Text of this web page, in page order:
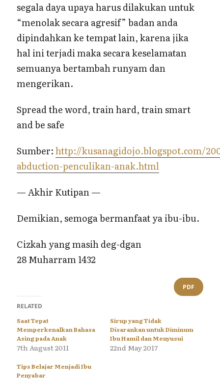
segala daya upaya harus dilakukan untuk
“menolak secara agresif” badan anda
dipindahkan ke tempat lain, karena jika
hal ini terjadi maka secara keselamatan
semuanya bertambah runyam dan
mengerikan.
Spread the word, train hard, train smart
and be safe
Sumber:http://kusanagidojo.blogspot.com/
abduction-penculikan-anak.html
— Akhir Kutipan —
Demikian, semoga bermanfaat ya ibu-ibu.
Cizkah yang masih deg-dgan
28 Muharram 1432
PDF
RELATED
Saat Tepat
Memperkenalkan Bahasa
Asing pada Anak
7th August 2011
Sirup yang Tidak
Disarankan untuk Diminum
Ibu Hamil dan Menyusui
22nd May 2017
Tips Belajar Menjadi Ibu
Penyabar